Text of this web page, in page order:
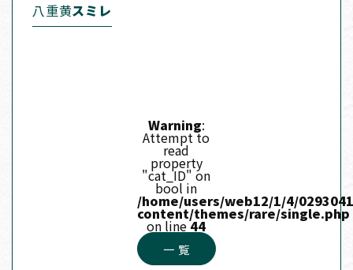
八重黄スミレ
Warning:
Attempt to
read
property
"cat_ID" on
bool in
/home/users/web12/1/4/
content/themes/rare/single.php
on line44
一 覧